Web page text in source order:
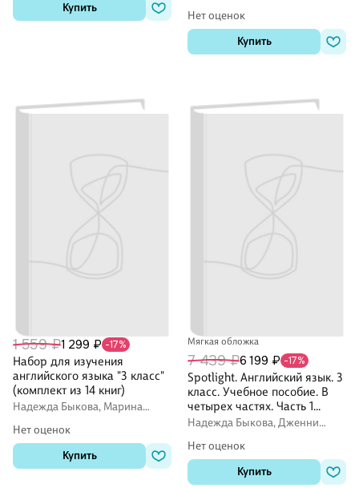
Купить
Вирджиния Эванс
Нет оценок
Купить
1 559 ₽1 299 ₽ -17%
Набор для изучения
английского языка "3 класс"
(комплект из 14 книг)
Надежда Быкова, Марина
Нет оценок
Купить
Мягкая обложка
7 439 ₽6 199 ₽ -17%
Spotlight. Английский язык. 3
класс. Учебное пособие. В
четырех частях. Часть 1
(версия для слабовидящих).
Надежда Быкова, Дженни
Нет оценок
Купить